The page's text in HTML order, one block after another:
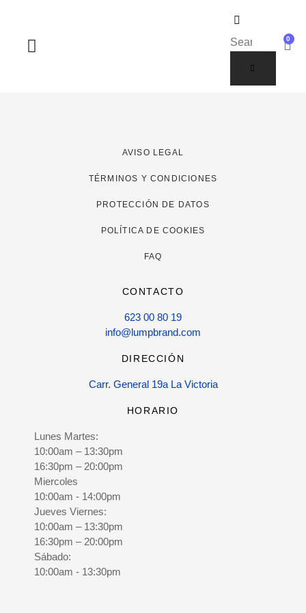
0
AVISO LEGAL
TÉRMINOS Y CONDICIONES
PROTECCIÓN DE DATOS
POLÍTICA DE COOKIES
FAQ
CONTACTO
623 00 80 19
info@lumpbrand.com
DIRECCIÓN
Carr. General 19a La Victoria
HORARIO
Lunes Martes:
10:00am – 13:30pm
16:30pm – 20:00pm
Miercoles
10:00am - 14:00pm
Jueves Viernes:
10:00am – 13:30pm
16:30pm – 20:00pm
Sábado:
10:00am - 13:30pm